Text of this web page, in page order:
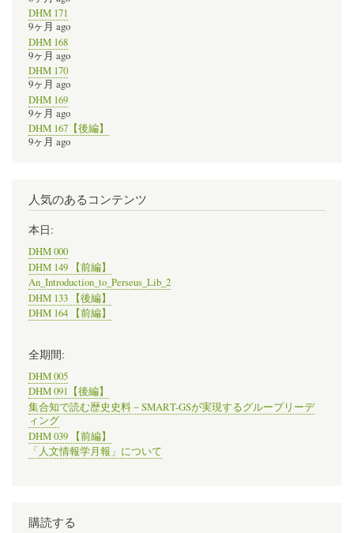
DHM 171
9ヶ月 ago
DHM 168
9ヶ月 ago
DHM 170
9ヶ月 ago
DHM 169
9ヶ月 ago
DHM 167【後編】
9ヶ月 ago
人気のあるコンテンツ
本日:
DHM 000
DHM 149 【前編】
An_Introduction_to_Perseus_Lib_2
DHM 133 【後編】
DHM 164 【前編】
全期間:
DHM 005
DHM 091【後編】
集合知で読む歴史史料－SMART-GSが実現するグループリーデ
ィング
DHM 039 【前編】
「人文情報学月報」について
購読する